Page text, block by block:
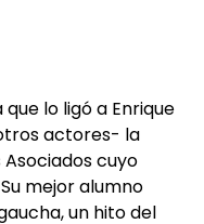
lo ligó a Enrique
actores- la
cuyo
mejor alumno
un hito del